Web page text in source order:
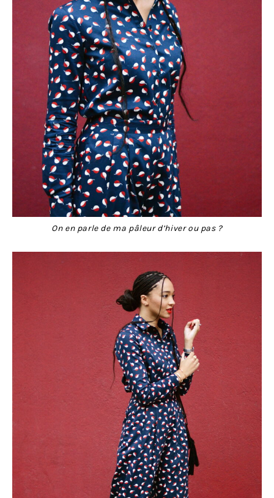
On en parle de ma pâleur d’hiver ou pas ?